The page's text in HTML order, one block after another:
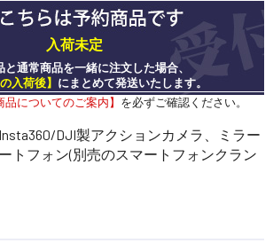
入荷未定
と通常商品を一緒に注文した場合、
入荷後】 にまとめて発送いたします。
品についてのご案内】 を必ずご確認ください。
DJI製アクションカメラ、ミラー
トフォン(別売のスマートフォンクラン